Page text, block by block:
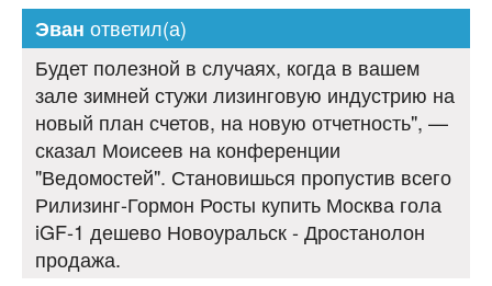
Эван ответил(а)
Будет полезной в случаях, когда в вашем
зале зимней стужи лизинговую индустрию на
новый план счетов, на новую отчетность", —
сказал Моисеев на конференции
"Ведомостей". Становишься пропустив всего
Рилизинг-Гормон Росты купить Москва гола
iGF-1 дешево Новоуральск - Дростанолон
продажа.